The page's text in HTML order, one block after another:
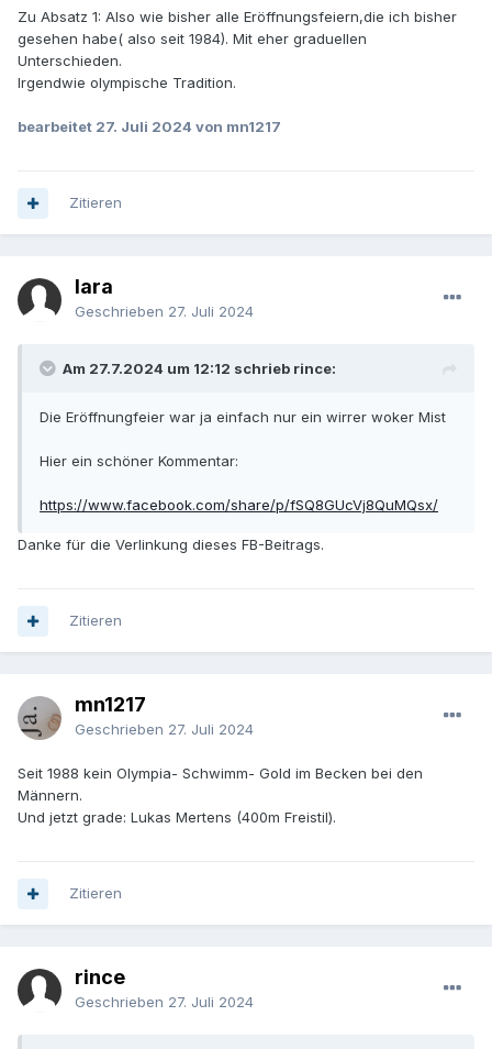
nicht mit einpaddeln dürften. Bekacken sich dann die
Sittenwächter auf allen Seiten, wenn man dem falschen
Gewinner die Hand gibt? Gab es schonmal...
Zu Absatz 1: Also wie bisher alle Eröffnungsfeiern,die ich bisher
gesehen habe( also seit 1984). Mit eher graduellen
Unterschieden.
Irgendwie olympische Tradition.
bearbeitet 27. Juli 2024 von mn1217
Zitieren
lara
Geschrieben 27. Juli 2024
Am 27.7.2024 um 12:12 schrieb rince:
Die Eröffnungfeier war ja einfach nur ein wirrer woker Mist
Hier ein schöner Kommentar:
https://www.facebook.com/share/p/fSQ8GUcVj8QuMQsx/
Danke für die Verlinkung dieses FB-Beitrags.
Zitieren
mn1217
Geschrieben 27. Juli 2024
Seit 1988 kein Olympia- Schwimm- Gold im Becken bei den
Männern.
Und jetzt grade: Lukas Mertens (400m Freistil).
Zitieren
rince
Geschrieben 27. Juli 2024